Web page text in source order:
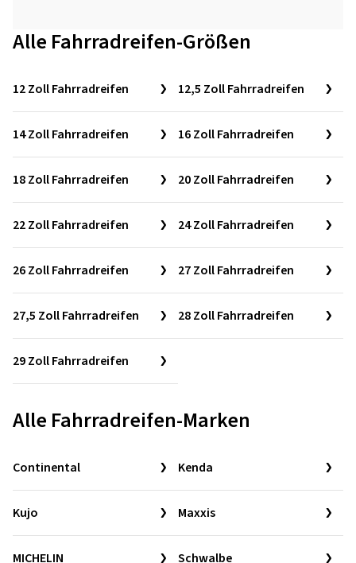
Alle Fahrradreifen-Größen
12 Zoll Fahrradreifen 12,5 Zoll Fahrradreifen
14 Zoll Fahrradreifen 16 Zoll Fahrradreifen
18 Zoll Fahrradreifen 20 Zoll Fahrradreifen
22 Zoll Fahrradreifen 24 Zoll Fahrradreifen
26 Zoll Fahrradreifen 27 Zoll Fahrradreifen
27,5 Zoll Fahrradreifen 28 Zoll Fahrradreifen
29 Zoll Fahrradreifen
Alle Fahrradreifen-Marken
Continental Kenda
Kujo Maxxis
MICHELIN Schwalbe